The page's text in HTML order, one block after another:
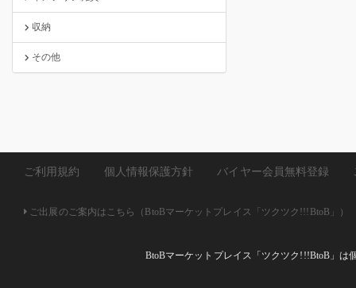
収納
その他
ご利用規約 個人情報保護方針 バイヤー会員無料登録
ご出展のご案内はこちら（BtoBマーケットプレイス「ツクツク!!!BtoB」）
BtoBマーケットプレイス「ツクツク!!!BtoB」は